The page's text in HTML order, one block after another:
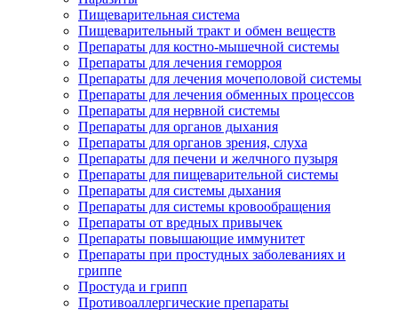
Пищеварительная система
Пищеварительный тракт и обмен веществ
Препараты для костно-мышечной системы
Препараты для лечения геморроя
Препараты для лечения мочеполовой системы
Препараты для лечения обменных процессов
Препараты для нервной системы
Препараты для органов дыхания
Препараты для органов зрения, слуха
Препараты для печени и желчного пузыря
Препараты для пищеварительной системы
Препараты для системы дыхания
Препараты для системы кровообращения
Препараты от вредных привычек
Препараты повышающие иммунитет
Препараты при простудных заболеваниях и
гриппе
Простуда и грипп
Противоаллергические препараты